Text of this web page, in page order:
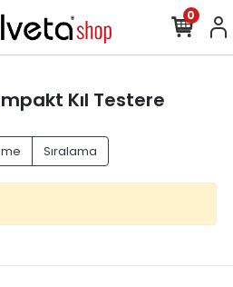
0
Kıl Testere
Sıralama